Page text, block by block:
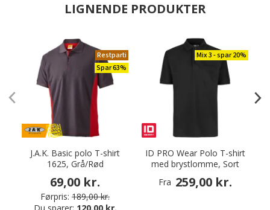
LIGNENDE PRODUKTER
Restparti
Spar 63%
J.A.K. Basic polo T-shirt
1625, Grå/Rød
69,00 kr.
Førpris: 189,00 kr.
Mix 3 - spar 20%
ID PRO Wear Polo T-shirt
med brystlomme, Sort
Fra 259,00 kr.